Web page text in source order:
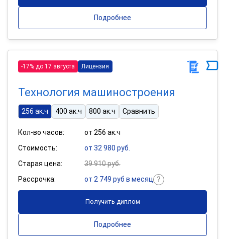
Подробнее
-17% до 17 августа Лицензия
Технология машиностроения
256 ак.ч 400 ак.ч 800 ак.ч Сравнить
Кол-во часов:
от 256 ак.ч
Стоимость:
от 32 980 руб.
Старая цена:
39 910 руб.
Рассрочка:
от 2 749 руб в месяц
Получить диплом
Подробнее